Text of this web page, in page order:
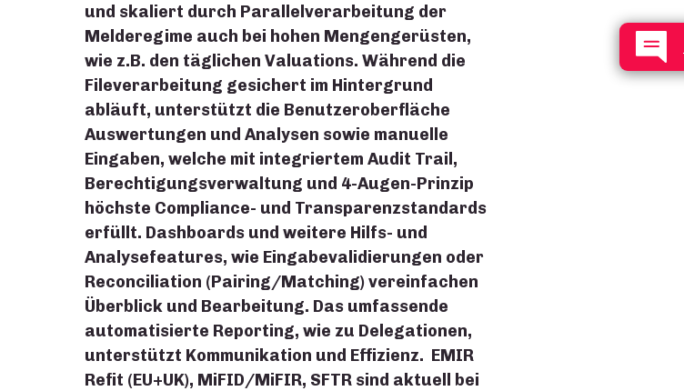
und skaliert durch Parallelverarbeitung der
Melderegime auch bei hohen Mengengerüsten,
wie z.B. den täglichen Valuations. Während die
Fileverarbeitung gesichert im Hintergrund
abläuft, unterstützt die Benutzeroberfläche
Auswertungen und Analysen sowie manuelle
Eingaben, welche mit integriertem Audit Trail,
Berechtigungsverwaltung und 4-Augen-Prinzip
höchste Compliance- und Transparenzstandards
erfüllt. Dashboards und weitere Hilfs- und
Analysefeatures, wie Eingabevalidierungen oder
Reconciliation (Pairing/Matching) vereinfachen
Überblick und Bearbeitung. Das umfassende
automatisierte Reporting, wie zu Delegationen,
unterstützt Kommunikation und Effizienz. EMIR
Refit (EU+UK), MiFID/MiFIR, SFTR sind aktuell bei